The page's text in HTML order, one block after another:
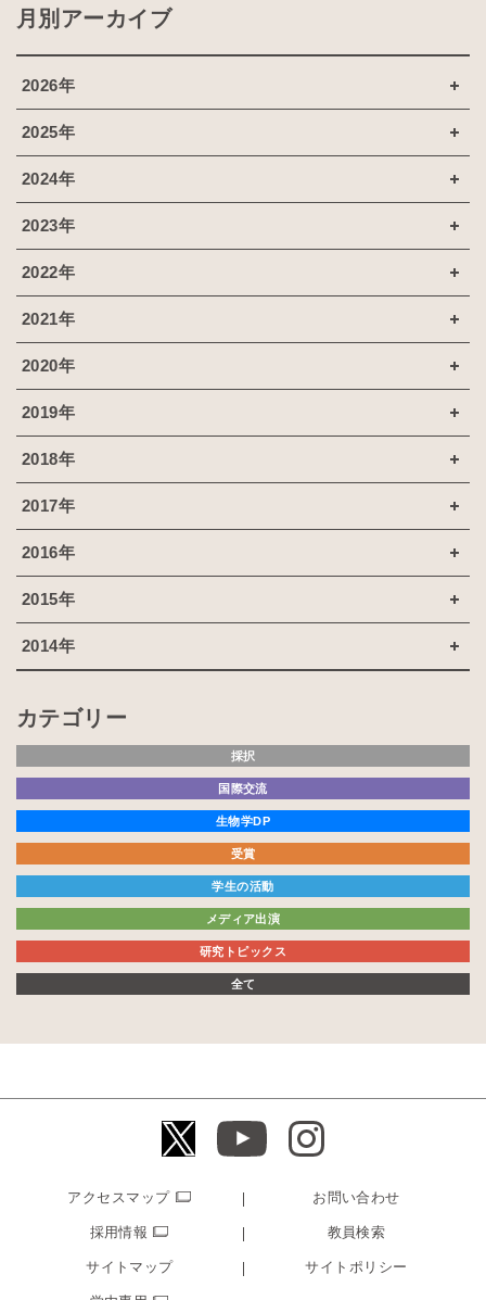
月別アーカイブ
2026年
2025年
2024年
2023年
2022年
2021年
2020年
2019年
2018年
2017年
2016年
2015年
2014年
カテゴリー
採択
国際交流
生物学DP
受賞
学生の活動
メディア出演
研究トピックス
全て
アクセスマップ お問い合わせ
採用情報 教員検索
サイトマップ サイトポリシー